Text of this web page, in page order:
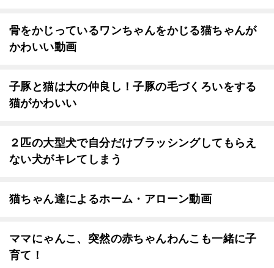
骨をかじっているワンちゃんをかじる猫ちゃんが
かわいい動画
子豚と猫は大の仲良し！子豚の毛づくろいをする
猫がかわいい
２匹の大型犬で自分だけブラッシングしてもらえ
ない犬がキレてしまう
猫ちゃん達によるホーム・アローン動画
ママにゃんこ、突然の赤ちゃんわんこも一緒に子
育て！